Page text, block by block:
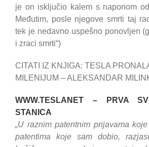
je on isključio kalem s naponom
Međutim, posle njegove smrti taj
tek je nedavno uspešno ponovljen
i zraci smrti“)
CITATI IZ KNJIGA: TESLA
MILENIJUM – ALEKSANDAR
WWW.TESLANET – PRVA
STANICA
„U raznim patentnim prijavama
patentima koje sam dobio,